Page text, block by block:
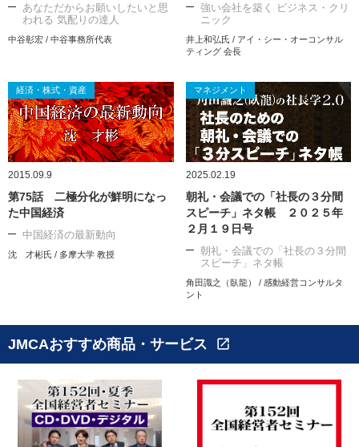
あなただからお願いしたいと思
われる 気配りの達人
中谷彰宏 / 中谷事務所代表
強い会社を築く ビジネス・クリ
ニック
井上和弘氏 / アイ・シー・オーコンサル
ティング 会長
経済・株式・資産
2015.09.9
第75話 二極分化が鮮明になっ
た中国経済
中国経済の最新動向
沈 才彬氏 / 多摩大学 教授
マネジメント
2025.02.19
朝礼・会議での「社長の３分間
スピーチ」ネタ帳 ２０２５年
２月１９日号
朝礼・会議での「社長の３分間
スピーチ」ネタ帳
角田識之（臥龍） / 感動経営コンサルタ
ント
JMCAおすすめ商品・サービス open_in_new